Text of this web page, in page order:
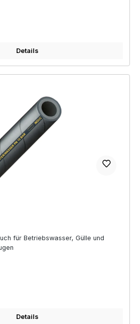
Details
für Betriebswasser, Gülle und
Details